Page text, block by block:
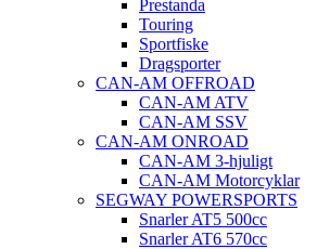
Prestanda
Touring
Sportfiske
Dragsporter
CAN-AM OFFROAD
CAN-AM ATV
CAN-AM SSV
CAN-AM ONROAD
CAN-AM 3-hjuligt
CAN-AM Motorcyklar
SEGWAY POWERSPORTS
Snarler AT5 500cc
Snarler AT6 570cc